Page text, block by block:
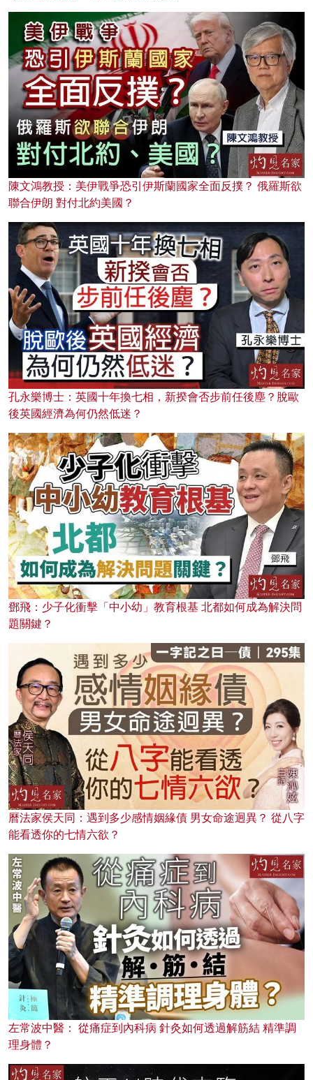
陳文鴻教授：美伊戰爭恐引伊斯蘭國家全面反撲？ 俄羅斯欲
聯合伊朗 對付北約美國？
孔永樂博士：英國十年換七相，新揆會否步前任後塵？脫歐
後英國經濟為何仍然低迷？
鄧飛：少子化衝擊「中小幼」教育根基 北都如何成為解決問
題關鍵？
曆法家侯天同：遇到多少感情姻緣債 男女命途迥異？ 從八字
能看透你的七情六欲？
左常波中醫： 從痛症到內科病 針灸如何透過解筋結 精準調
理身體？